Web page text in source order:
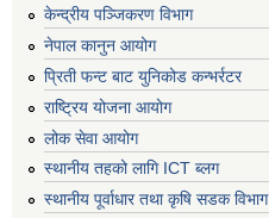
केन्द्रीय पञ्जिकरण विभाग
नेपाल कानुन आयोग
प्रिती फन्ट बाट युनिकोड कन्भर्रटर
राष्ट्रिय योजना आयोग
लोक सेवा आयोग
स्थानीय तहको लागि ICT ब्लग
स्थानीय पूर्वाधार तथा कृषि सडक विभाग